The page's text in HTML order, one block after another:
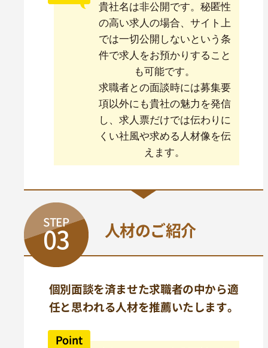
貴社名は非公開です。秘匿性
の高い求人の場合、サイト上
では一切公開しないという条
件で求人をお預かりすること
も可能です。
求職者との面談時には募集要
項以外にも貴社の魅力を発信
し、求人票だけでは伝わりに
くい社風や求める人材像を伝
えます。
STEP
03 人材のご紹介
個別面談を済ませた求職者の中から適
任と思われる人材を推薦いたします。